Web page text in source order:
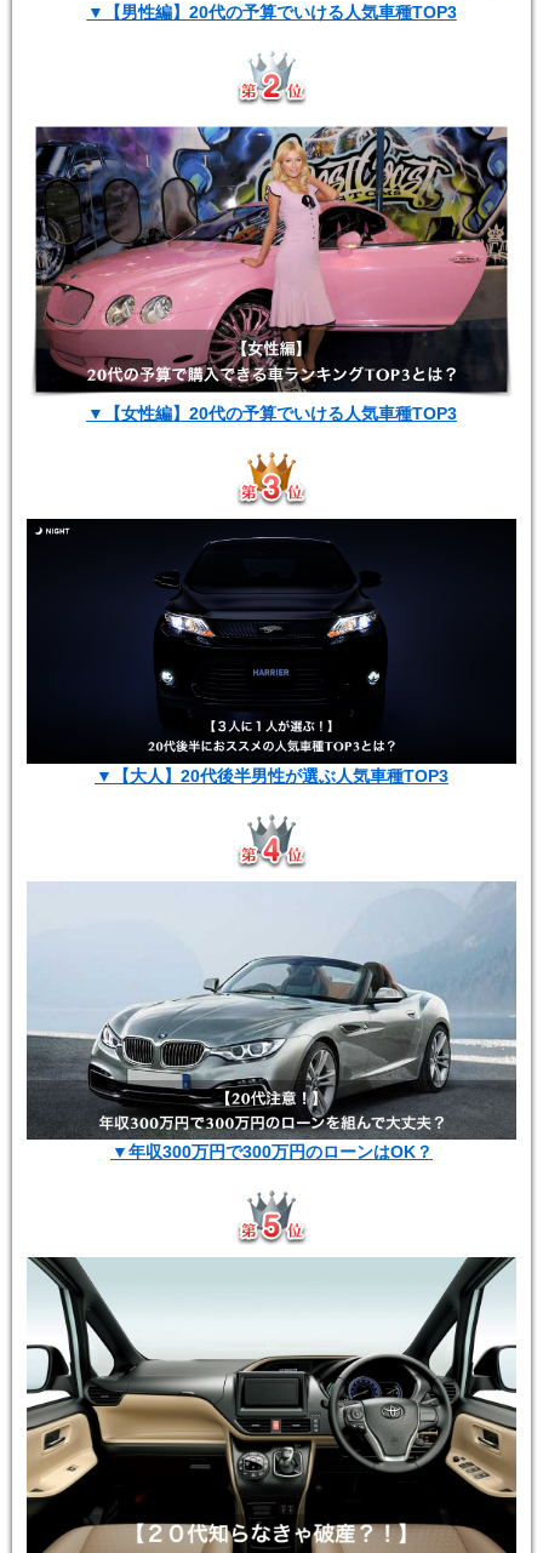
▼【男性編】20代の予算でいける人気車種TOP3
▼【女性編】20代の予算でいける人気車種TOP3
▼【大人】20代後半男性が選ぶ人気車種TOP3
▼年収300万円で300万円のローンはOK？